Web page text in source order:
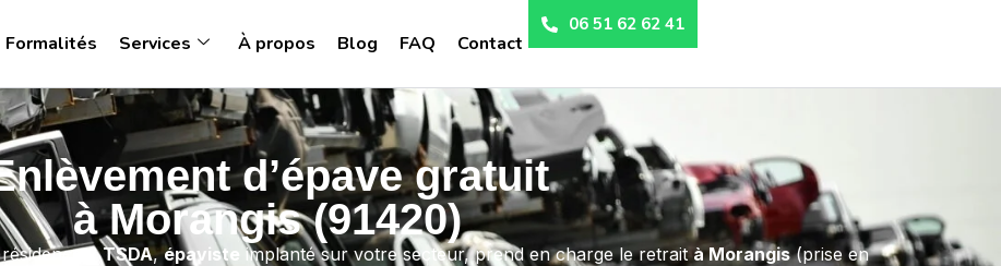
Formalités Services À propos Blog FAQ Contact
06 51 62 62 41
d’épave gratuit
à Morangis (91420)
?TSDA,épaviste implanté sur votre secteur, prend en charge le retraità Morangis(prise en